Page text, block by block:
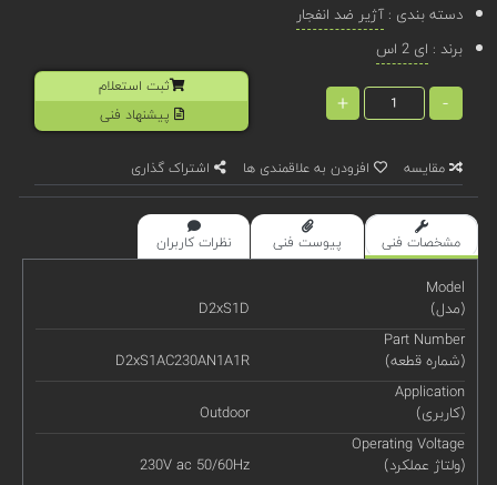
دسته بندی :آژیر ضد انفجار
برند : ای 2 اس
-
+
ثبت استعلام
پیشنهاد فنی
مقایسه افزودن به علاقمندی ها اشتراک گذاری
مشخصات فنی پیوست فنی نظرات کاربران
Model
(مدل)
D2xS1D
Part Number
(شماره قطعه)
D2xS1AC230AN1A1R
Application
(کاربری)
Outdoor
Operating Voltage
(ولتاژ عملکرد)
230V ac 50/60Hz